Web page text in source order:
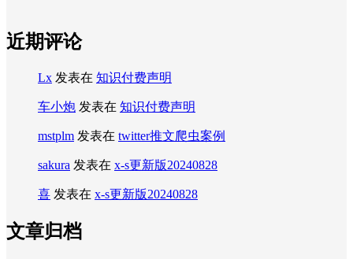
近期评论
Lx 发表在 知识付费声明
车小炮 发表在 知识付费声明
mstplm 发表在 twitter推文爬虫案例
sakura 发表在 x-s更新版20240828
喜 发表在 x-s更新版20240828
文章归档